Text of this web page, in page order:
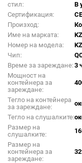
стил:
В
Сертификация:
CE
Произход:
Име на марката:
KZ
Номер на модела:
Чип:
Време за зареждане: 3
Мощност на
контейнера за
зареждане:
Тегло на контейнера
за зареждане:
Тегло на слушалките:
Размер на
слушалките:
Размер на
контейнера за
зареждане: